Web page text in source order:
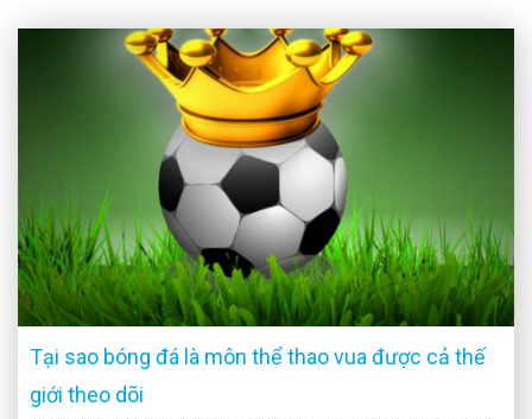
Tại sao bóng đá là môn thể thao vua được cả thế
giới theo dõi